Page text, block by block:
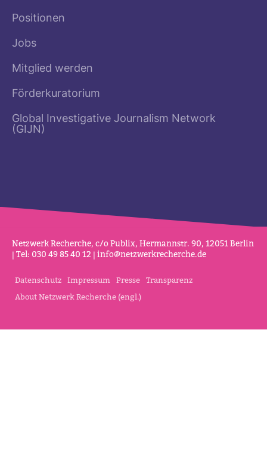
Positionen
Jobs
Mitglied werden
Förderkuratorium
Global Investigative Journalism Network
(GIJN)
Netz­werk Recherche, c/o Publix, Her­mannstr. 90, 12051 Berlin
| Tel: 030 49 85 40 12 | info@netz­werk­re­cherche.de
Datenschutz Impressum Presse Transparenz
About Netzwerk Recherche (engl.)